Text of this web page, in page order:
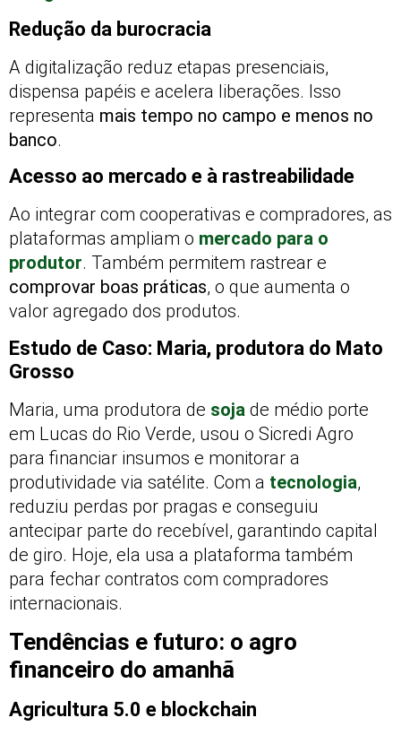
Redução da burocracia
A digitalização reduz etapas presenciais,
dispensa papéis e acelera liberações. Isso
representa mais tempo no campo e menos no
banco.
Acesso ao mercado e à rastreabilidade
Ao integrar com cooperativas e compradores, as
plataformas ampliam o mercado para o
produtor. Também permitem rastrear e
comprovar boas práticas, o que aumenta o
valor agregado dos produtos.
Estudo de Caso: Maria, produtora do Mato
Grosso
Maria, uma produtora de soja de médio porte
em Lucas do Rio Verde, usou o Sicredi Agro
para financiar insumos e monitorar a
produtividade via satélite. Com a tecnologia,
reduziu perdas por pragas e conseguiu
antecipar parte do recebível, garantindo capital
de giro. Hoje, ela usa a plataforma também
para fechar contratos com compradores
internacionais.
Tendências e futuro: o agro
financeiro do amanhã
Agricultura 5.0 e blockchain